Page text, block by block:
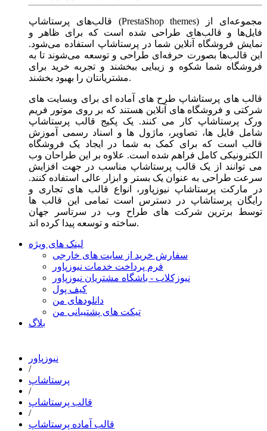
قالب‌های پرستاشاپ (PrestaShop themes) مجموعه‌ای از
فایل‌ها و قالب‌های طراحی شده است که برای ظاهر و
نمایش فروشگاه آنلاین شما در پرستاشاپ استفاده می‌شود.
این قالب‌ها بصورت حرفه‌ای طراحی و توسعه می‌شوند تا به
فروشگاه شما شکوه و زیبایی ببخشند و تجربه خرید برای
مشتریانتان را بهبود بخشند.
قالب های پرستاشاپ طرح های آماده ای برای وبسایت های
شرکتی و فروشگاه های آنلاین هستند که بر روی موتور فریم
ورک پرستاشاپ کار می کنند. یک پکیج قالب پرستاشاپ
شامل فایل ها، تصاویر، ماژول ها و اسناد رسمی آموزش
قالب است که برای کمک به شما در ایجاد یک فروشگاه
الکترونیکی کامل فراهم شده است. علاوه بر این طراحان وب
می توانند از یک قالب پرستاشاپ مناسب در جهت افزایش
سرعت طراحی به عنوان یک بستر و ابزار عالی استفاده کنند.
در مارکت پرستاشاپ نیوزپاور، انواع قالب های تجاری و
رایگان پرستاشاپ در دسترس است تمامی این قالب ها
توسط برترین شرکت های طراح وب در سرتاسر جهان
ساخته و توسعه پیدا کرده اند.
لینک های ویژه
سفارش خرید از سایت های خارجی
فرم پرداخت خدمات نیوزپاور
نیوزکلاب - باشگاه مشتریان نیوزپاور
کیف پول
دانلودهای من
تیکت های پشتیبانی من
بلاگ
نیوزپاور
/
پرستاشاپ
/
قالب پرستاشاپ
/
قالب آماده پرستاشاپ